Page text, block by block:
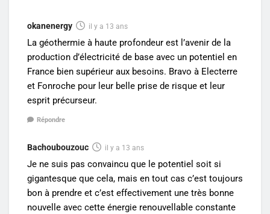
okanenergy il y a 13 ans
La géothermie à haute profondeur est l’avenir de la
production d’électricité de base avec un potentiel en
France bien supérieur aux besoins. Bravo à Electerre
et Fonroche pour leur belle prise de risque et leur
esprit précurseur.
Répondre
Bachoubouzouc il y a 13 ans
Je ne suis pas convaincu que le potentiel soit si
gigantesque que cela, mais en tout cas c’est toujours
bon à prendre et c’est effectivement une très bonne
nouvelle avec cette énergie renouvellable constante